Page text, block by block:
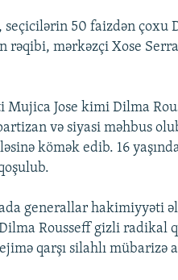
seçicilərin 50 faizdən
rəqibi, mərkəzçi Xose
Mujica Jose kimi Dilma
və siyasi məhbus
kömək edib. 16
generallar hakimiyyəti
Rousseff gizli radikal
qarşı silahlı mübarizə